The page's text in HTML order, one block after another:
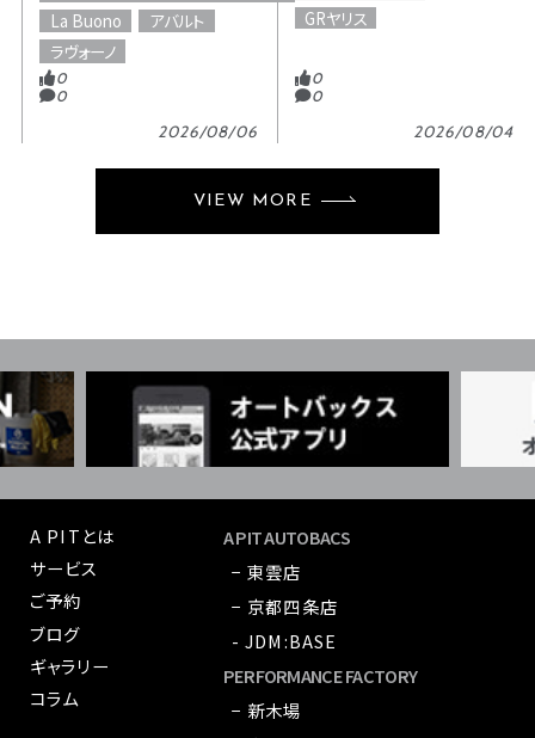
2026/08/06
La Buono
アバルト
ラヴォーノ
0
0
2026/08/04
GRヤリス
0
0
VIEW MORE
A PITとは
サービス
ご予約
ブログ
ギャラリー
コラム
A PIT AUTOBACS
− 東雲店
− 京都四条店
- JDM:BASE
PERFORMANCE FACTORY
− 新木場